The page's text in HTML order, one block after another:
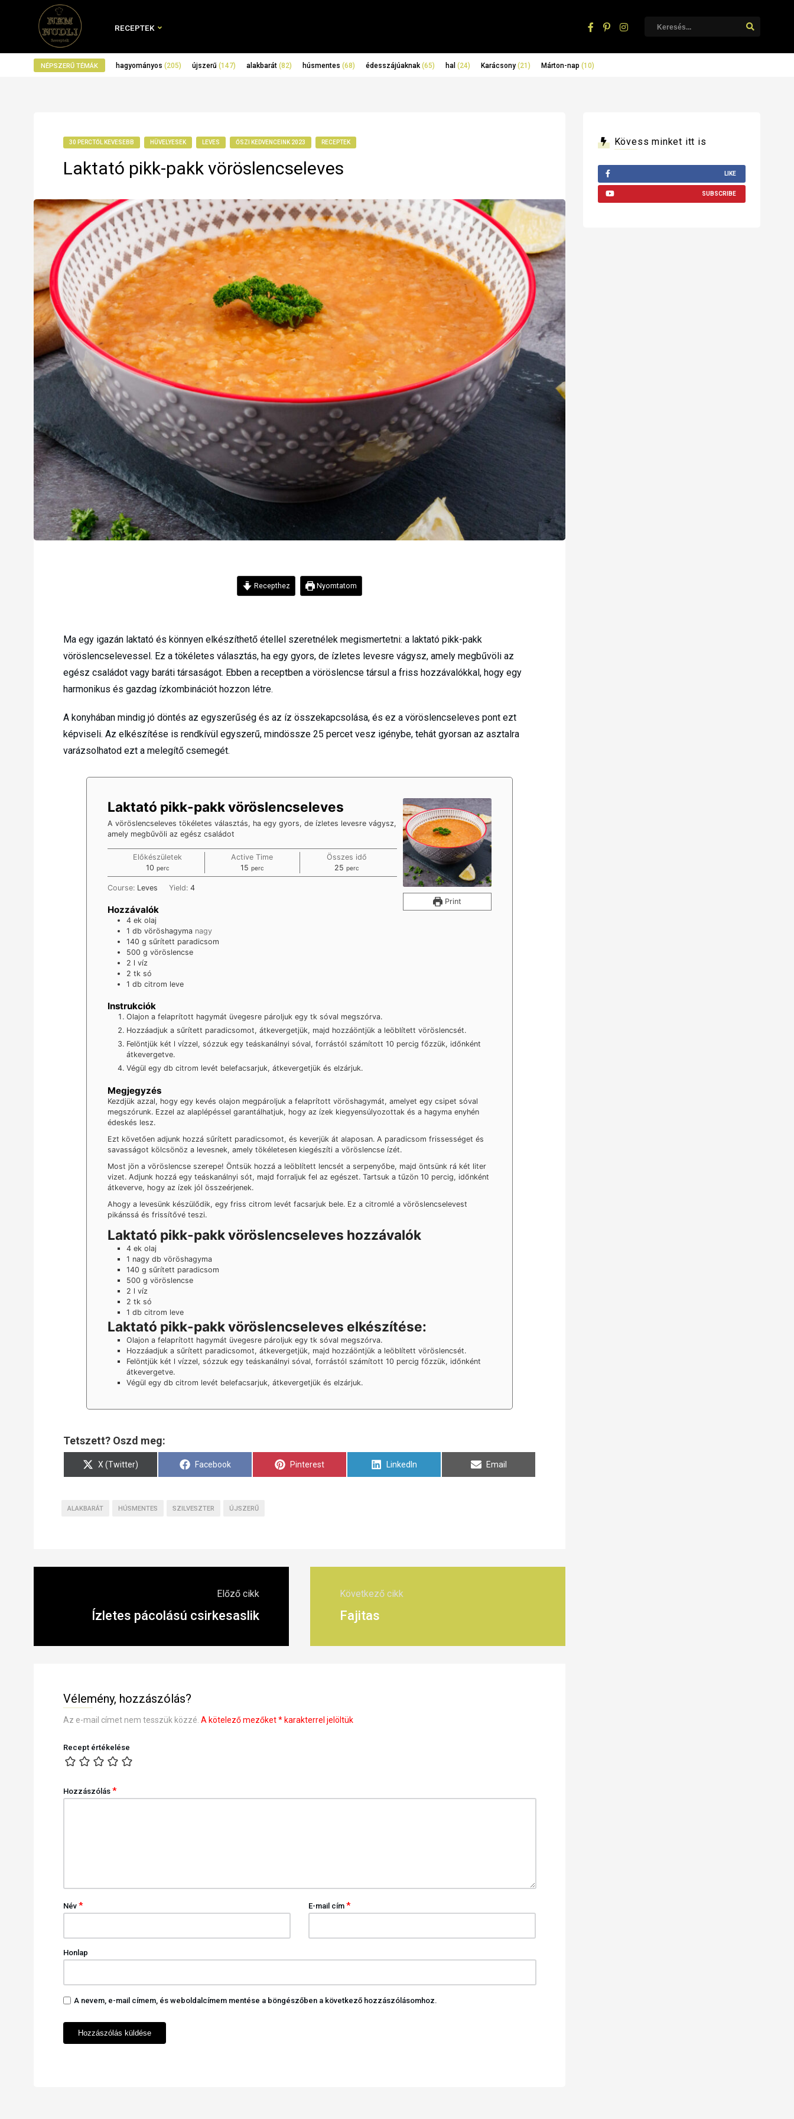
RECEPTEK
NÉPSZERŰ TÉMÁK hagyományos (205) újszerű (147) alakbarát (82) húsmentes (68) édesszájúaknak (65) hal (24) Karácsony (21) Márton-nap (10)
30 PERCTŐL KEVESEBB HÜVELYESEK LEVES ŐSZI KEDVENCEINK 2023 RECEPTEK
Laktató pikk-pakk vöröslencseleves
Recepthez Nyomtatom
Ma egy igazán laktató és könnyen elkészíthető étellel szeretnélek megismertetni: a laktató pikk-pakk
vöröslencselevessel. Ez a tökéletes választás, ha egy gyors, de ízletes levesre vágysz, amely megbűvöli az
egész családot vagy baráti társaságot. Ebben a receptben a vöröslencse társul a friss hozzávalókkal, hogy egy
harmonikus és gazdag ízkombinációt hozzon létre.
A konyhában mindig jó döntés az egyszerűség és az íz összekapcsolása, és ez a vöröslencseleves pont ezt
képviseli. Az elkészítése is rendkívül egyszerű, mindössze 25 percet vesz igénybe, tehát gyorsan az asztalra
varázsolhatod ezt a melegítő csemegét.
Print
Laktató pikk-pakk vöröslencseleves
A vöröslencseleves tökéletes választás, ha egy gyors, de ízletes levesre vágysz,
amely megbűvöli az egész családot
Előkészületek
10minutes
perc
Active Time
15minutes
perc
Összes idő
25 minutes
perc
Course: Leves Yield:4
Hozzávalók
4 ek olaj
1 db vöröshagyma nagy
140 g sűrített paradicsom
500 g vöröslencse
2 l víz
2 tk só
1 db citrom leve
Instrukciók
Olajon a felaprított hagymát üvegesre pároljuk egy tk sóval megszórva.
Hozzáadjuk a sűrített paradicsomot, átkevergetjük, majd hozzáöntjük a leöblített vöröslencsét.
Felöntjük két l vízzel, sózzuk egy teáskanálnyi sóval, forrástól számított 10 percig főzzük, időnként
átkevergetve.
Végül egy db citrom levét belefacsarjuk, átkevergetjük és elzárjuk.
Megjegyzés
Kezdjük azzal, hogy egy kevés olajon megpároljuk a felaprított vöröshagymát, amelyet egy csipet sóval
megszórunk. Ezzel az alaplépéssel garantálhatjuk, hogy az ízek kiegyensúlyozottak és a hagyma enyhén
édeskés lesz.
Ezt követően adjunk hozzá sűrített paradicsomot, és keverjük át alaposan. A paradicsom frissességet és
savasságot kölcsönöz a levesnek, amely tökéletesen kiegészíti a vöröslencse ízét.
Most jön a vöröslencse szerepe! Öntsük hozzá a leöblített lencsét a serpenyőbe, majd öntsünk rá két liter
vizet. Adjunk hozzá egy teáskanálnyi sót, majd forraljuk fel az egészet. Tartsuk a tűzön 10 percig, időnként
átkeverve, hogy az ízek jól összeérjenek.
Ahogy a levesünk készülődik, egy friss citrom levét facsarjuk bele. Ez a citromlé a vöröslencselevest
pikánssá és frissítővé teszi.
Laktató pikk-pakk vöröslencseleves hozzávalók
4 ek olaj
1 nagy db vöröshagyma
140 g sűrített paradicsom
500 g vöröslencse
2 l víz
2 tk só
1 db citrom leve
Laktató pikk-pakk vöröslencseleves elkészítése:
Olajon a felaprított hagymát üvegesre pároljuk egy tk sóval megszórva.
Hozzáadjuk a sűrített paradicsomot, átkevergetjük, majd hozzáöntjük a leöblített vöröslencsét.
Felöntjük két l vízzel, sózzuk egy teáskanálnyi sóval, forrástól számított 10 percig főzzük, időnként
átkevergetve.
Végül egy db citrom levét belefacsarjuk, átkevergetjük és elzárjuk.
Tetszett? Oszd meg:
Share
on
X (Twitter)
Share
Facebook
Share
Pinterest
Share
LinkedIn
Share
Email
ALAKBARÁT HÚSMENTES SZILVESZTER ÚJSZERŰ
Előző cikk
Ízletes pácolású csirkesaslik
Következő cikk
Fajitas
Vélemény, hozzászólás?
Az e-mail címet nem tesszük közzé. A kötelező mezőket*karakterrel jelöltük
Recept értékelése
Hozzászólás *
Név * E-mail cím*
Honlap
A nevem, e-mail címem, és weboldalcímem mentése a böngészőben a következő hozzászólásomhoz.
Kövess minket itt is
LIKE
SUBSCRIBE